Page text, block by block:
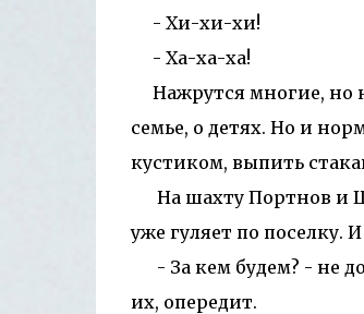
- Хи-хи-хи!
- Ха-ха-ха!
Нажрутся многие, но
семье, о детях. Но и
кустиком, выпить
На шахту Портнов и
уже гуляет по поселку.
- За кем будем? - не
их, опередит.